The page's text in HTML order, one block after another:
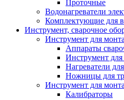
Проточные
Водонагреватели
Комплектующие для
Инструмент, сварочное
Инструмент для
Аппараты
Инструмент для
Нагреватели
Ножницы для
Инструмент для
Калибраторы